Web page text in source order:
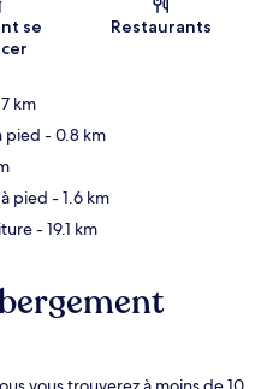
se
Restaurants
km
pied - 0.8 km
pied - 1.6 km
- 19.1 km